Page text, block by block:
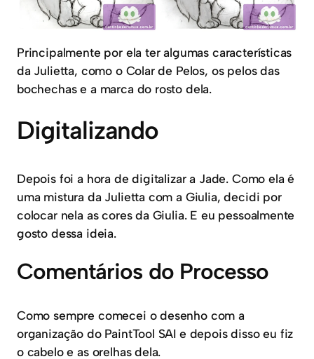
Principalmente por ela ter algumas características
da Julietta, como o Colar de Pelos, os pelos das
bochechas e a marca do rosto dela.
Digitalizando
Depois foi a hora de digitalizar a Jade. Como ela é
uma mistura da Julietta com a Giulia, decidi por
colocar nela as cores da Giulia. E eu pessoalmente
gosto dessa ideia.
Comentários do Processo
Como sempre comecei o desenho com a
organização do PaintTool SAI e depois disso eu fiz
o cabelo e as orelhas dela.